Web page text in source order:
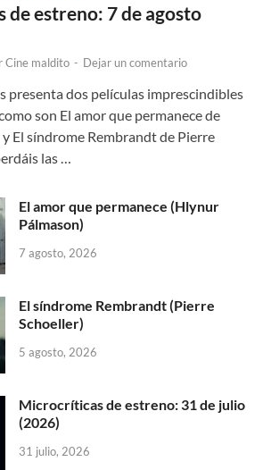
estreno: 7 de agosto
Cine maldito - Dejar un comentario
presenta dos películas imprescindibles
son El amor que permanece de
El síndrome Rembrandt de Pierre
las …
El amor que permanece (Hlynur
Pálmason)
7 agosto, 2026
El síndrome Rembrandt (Pierre
Schoeller)
5 agosto, 2026
Microcríticas de estreno: 31 de julio
(2026)
31 julio, 2026